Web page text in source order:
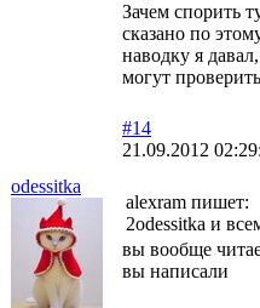
Зачем спорить
сказано по
наводку я
могут
odessitka
#14
21.09.2012
alexram пишет:
2odessitka и
вы вообще
вы написали